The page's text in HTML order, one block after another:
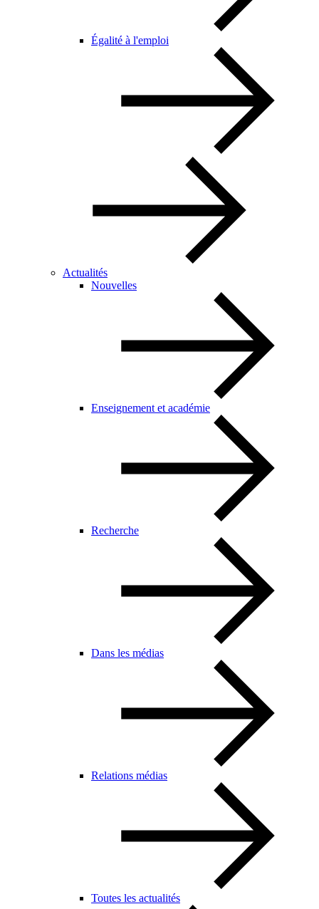
Égalité à l'emploi
Actualités
Nouvelles
Enseignement et académie
Recherche
Dans les médias
Relations médias
Toutes les actualités